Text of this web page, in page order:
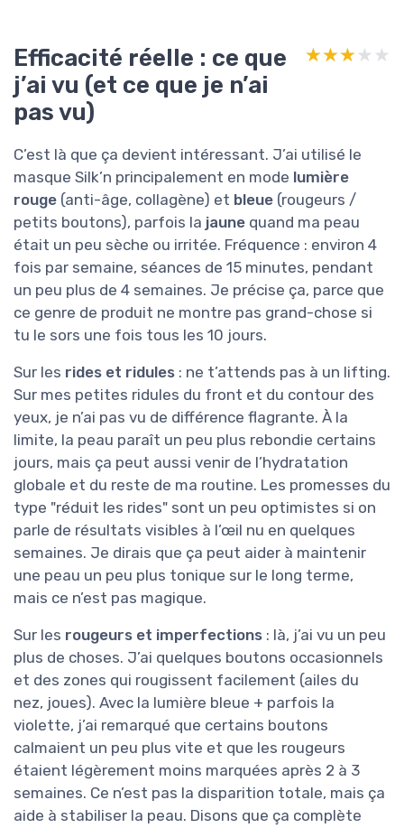
Efficacité réelle : ce que
j’ai vu (et ce que je n’ai
pas vu)
★★★★★
★★★★★
C’est là que ça devient intéressant. J’ai utilisé le
masque Silk’n principalement en mode lumière
rouge (anti-âge, collagène) et bleue (rougeurs /
petits boutons), parfois la jaune quand ma peau
était un peu sèche ou irritée. Fréquence : environ 4
fois par semaine, séances de 15 minutes, pendant
un peu plus de 4 semaines. Je précise ça, parce que
ce genre de produit ne montre pas grand-chose si
tu le sors une fois tous les 10 jours.
Sur les rides et ridules : ne t’attends pas à un lifting.
Sur mes petites ridules du front et du contour des
yeux, je n’ai pas vu de différence flagrante. À la
limite, la peau paraît un peu plus rebondie certains
jours, mais ça peut aussi venir de l’hydratation
globale et du reste de ma routine. Les promesses du
type "réduit les rides" sont un peu optimistes si on
parle de résultats visibles à l’œil nu en quelques
semaines. Je dirais que ça peut aider à maintenir
une peau un peu plus tonique sur le long terme,
mais ce n’est pas magique.
Sur les rougeurs et imperfections : là, j’ai vu un peu
plus de choses. J’ai quelques boutons occasionnels
et des zones qui rougissent facilement (ailes du
nez, joues). Avec la lumière bleue + parfois la
violette, j’ai remarqué que certains boutons
calmaient un peu plus vite et que les rougeurs
étaient légèrement moins marquées après 2 à 3
semaines. Ce n’est pas la disparition totale, mais ça
aide à stabiliser la peau. Disons que ça complète